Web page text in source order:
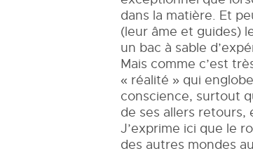
dans la matière. Et
(leur âme et guides)
un bac à sable
Mais comme c’est
« réalité » qui
conscience, surtout
de ses allers retours,
J’exprime ici que le
des autres mondes